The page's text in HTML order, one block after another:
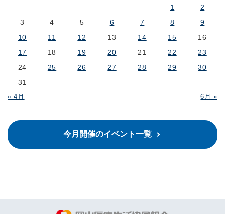
« 4月 6月 »
1
2
3
4 5 6 7 8
9
10
11 12 13 14 15
16
17
18 19 20 21 22
23
24
25 26 27 28 29
30
31
今月開催のイベント一覧